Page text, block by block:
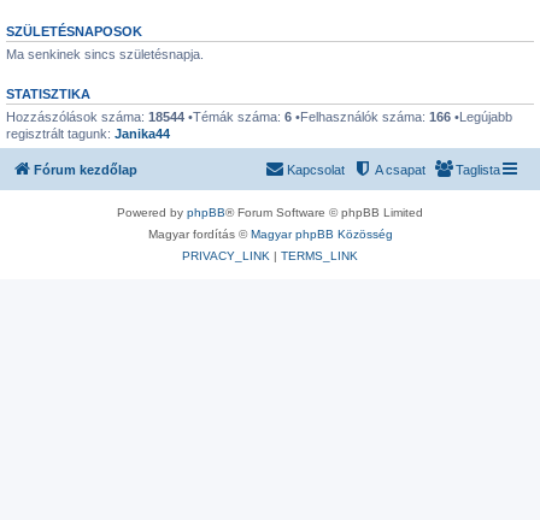
SZÜLETÉSNAPOSOK
Ma senkinek sincs születésnapja.
STATISZTIKA
Hozzászólások száma: 18544 •Témák száma: 6 •Felhasználók száma: 166 •Legújabb
regisztrált tagunk: Janika44
Fórum kezdőlap Taglista
A csapat
Kapcsolat
Powered by phpBB® Forum Software © phpBB Limited
Magyar fordítás ©Magyar phpBB Közösség
PRIVACY_LINK | TERMS_LINK